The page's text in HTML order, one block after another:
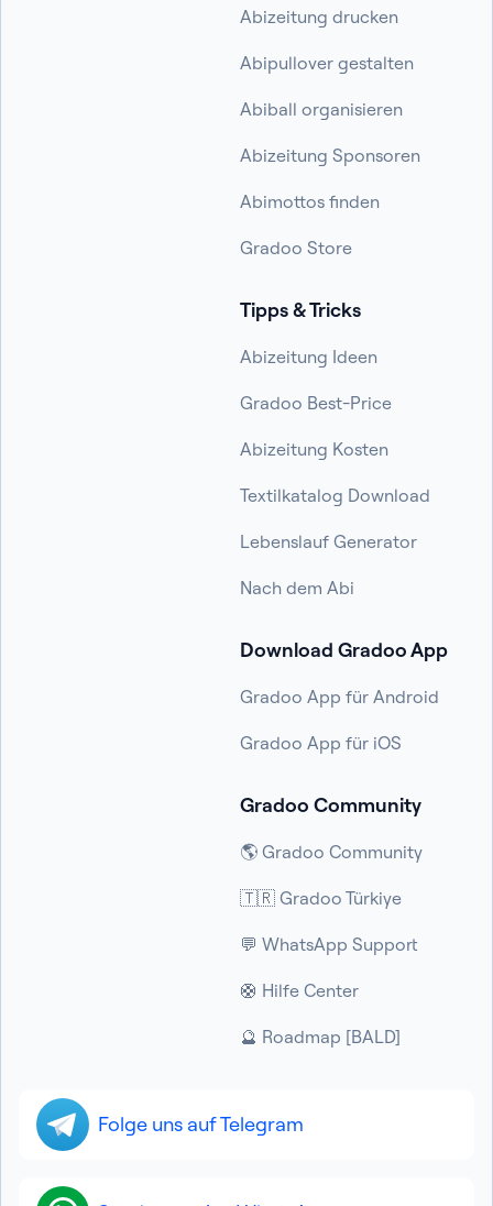
Abizeitung drucken
Abipullover gestalten
Abiball organisieren
Abizeitung Sponsoren
Abimottos finden
Gradoo Store
Download Gradoo App
Gradoo App für Android
Gradoo App für iOS
Tipps & Tricks
Abizeitung Ideen
Gradoo Best-Price
Abizeitung Kosten
Textilkatalog Download
Lebenslauf Generator
Nach dem Abi
Gradoo Community
🌎 Gradoo Community
🇹🇷 Gradoo Türkiye
💬 WhatsApp Support
🛟 Hilfe Center
🔮 Roadmap [BALD]
Folge uns auf Telegram